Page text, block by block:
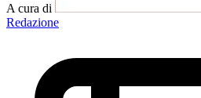
A cura di
Redazione